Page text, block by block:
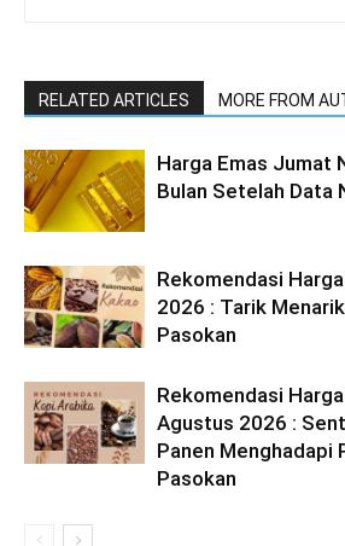
RELATED ARTICLES MORE FROM
Harga Emas Jumat
Bulan Setelah Data
Rekomendasi
2026 : Tarik
Pasokan
Rekomendasi
Agustus 2026 :
Panen Menghadapi
Pasokan